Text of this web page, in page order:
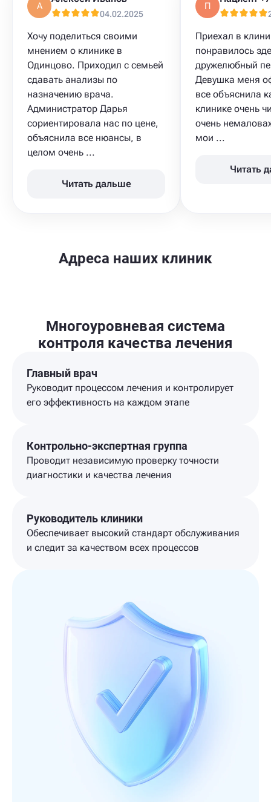
А
04.02.2025
Хочу поделиться своими
мнением о клинике в
Одинцово. Приходил с семьей
сдавать анализы по
назначению врача.
Администратор Дарья
сориентировала нас по цене,
объяснила все нюансы, в
целом очень ...
Читать дальше
П
Приехал в
понравилось
дружелюбный
Девушка меня
все объяснила
клинике очень
очень
мои ...
Читать
Адреса наших клиник
Многоуровневая система
контроля качества лечения
Главный врач
Руководит процессом лечения и контролирует
его эффективность на каждом этапе
Контрольно-экспертная группа
Проводит независимую проверку точности
диагностики и качества лечения
Руководитель клиники
Обеспечивает высокий стандарт обслуживания
и следит за качеством всех процессов